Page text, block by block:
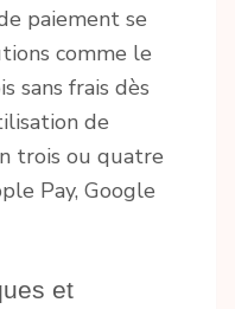
paiement se
comme le
sans frais dès
de
trois ou quatre
Pay, Google
et